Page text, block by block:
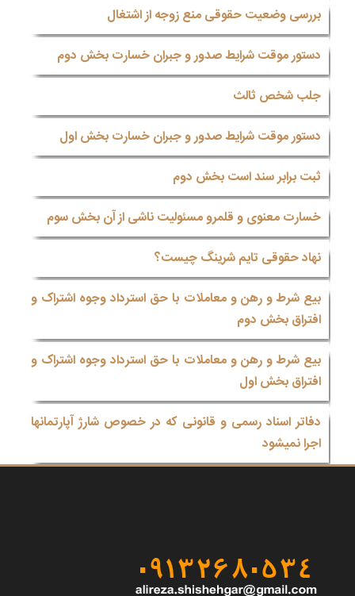
بررسی وضعیت حقوقی منع زوجه از اشتغال
دستور موقت شرایط صدور و جبران خسارت بخش دوم
جلب شخص ثالث
دستور موقت شرایط صدور و جبران خسارت بخش اول
ثبت برابر سند است بخش دوم
خسارت معنوی و قلمرو مسئولیت ناشی از آن بخش سوم
نهاد حقوقی تایم شرینگ چیست؟
بیع شرط و رهن و معاملات با حق استرداد وجوه اشتراک و
افتراق بخش دوم
بیع شرط و رهن و معاملات با حق استرداد وجوه اشتراک و
افتراق بخش اول
دفاتر اسناد رسمی و قانونی که در خصوص شارژ آپارتمانها
اجرا نمیشود